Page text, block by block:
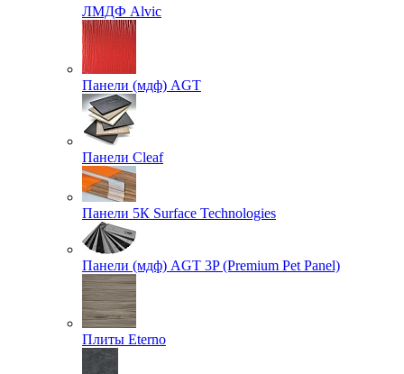
ЛМДФ Alvic
Панели (мдф) AGT
Панели Cleaf
Панели 5К Surface Technologies
Панели (мдф) AGT 3P (Premium Pet Panel)
Плиты Eterno